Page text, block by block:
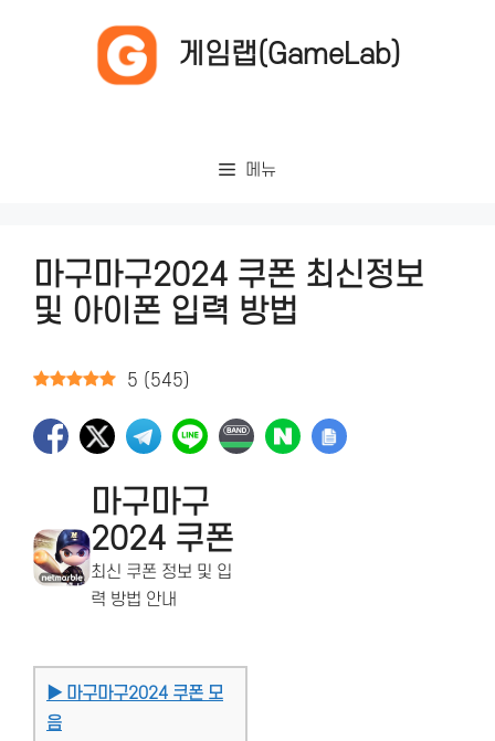
게임랩(GameLab)
메뉴
마구마구2024 쿠폰 최신정보
및 아이폰 입력 방법
5 ( 545)
마구마구
2024 쿠폰
최신 쿠폰 정보 및 입
력 방법 안내
▶ 마구마구2024 쿠폰 모
음